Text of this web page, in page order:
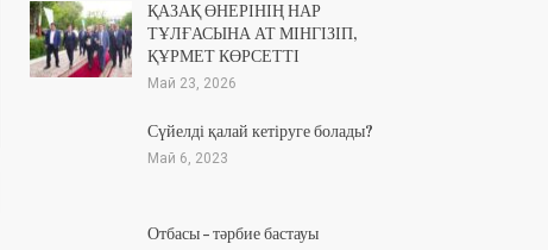
ҚАЗАҚ ӨНЕРІНІҢ НАР
ТҰЛҒАСЫНА АТ МІНГІЗІП,
ҚҰРМЕТ КӨРСЕТТІ
Май 23, 2026
Сүйелді қалай кетіруге болады?
Май 6, 2023
Отбасы – тәрбие бастауы